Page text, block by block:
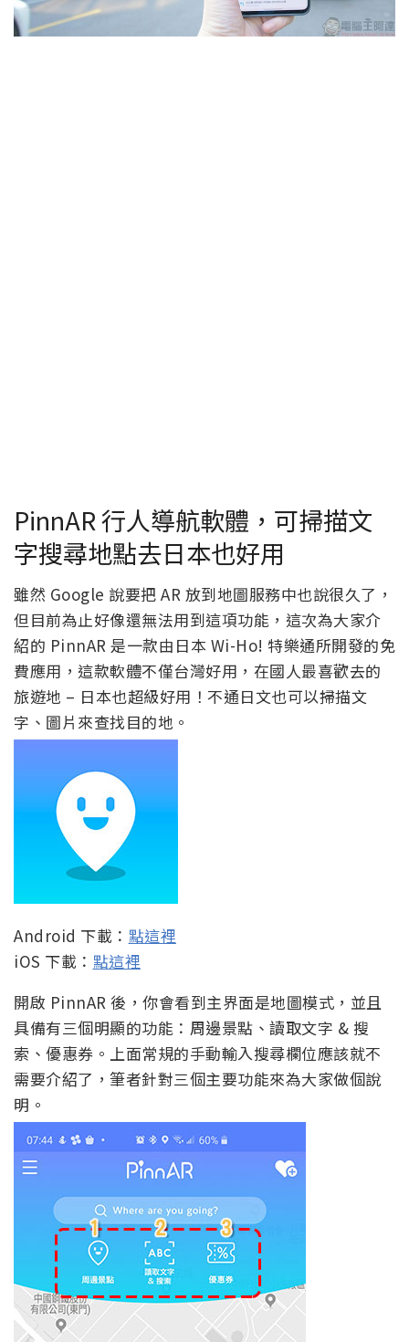
PinnAR 行人導航軟體，可掃描文
字搜尋地點去日本也好用
雖然 Google 說要把 AR 放到地圖服務中也說很久了，
但目前為止好像還無法用到這項功能，這次為大家介
紹的 PinnAR 是一款由日本 Wi-Ho! 特樂通所開發的免
費應用，這款軟體不僅台灣好用，在國人最喜歡去的
旅遊地 – 日本也超級好用！不通日文也可以掃描文
字、圖片來查找目的地。
Android 下載： 點這裡
iOS 下載： 點這裡
開啟 PinnAR 後，你會看到主界面是地圖模式，並且
具備有三個明顯的功能：周邊景點、讀取文字 & 搜
索、優惠券。上面常規的手動輸入搜尋欄位應該就不
需要介紹了，筆者針對三個主要功能來為大家做個說
明。